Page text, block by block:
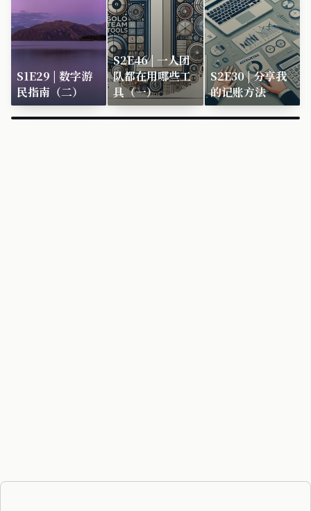
S1E29 | 数字游
民指南（二）
S2E46 | 一人团
队都在用哪些工
具（一）
S2E30 | 分享我
的记账方法